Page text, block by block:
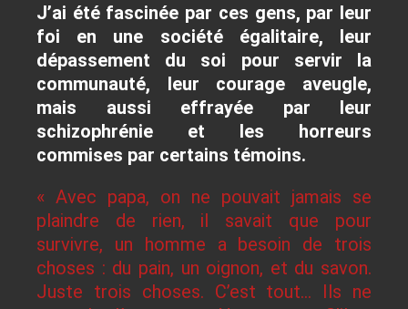
J’ai été fascinée par ces gens, par leur
foi en une société égalitaire, leur
dépassement du soi pour servir la
communauté, leur courage aveugle,
mais aussi effrayée par leur
schizophrénie et les horreurs
commises par certains témoins.
« Avec papa, on ne pouvait jamais se
plaindre de rien, il savait que pour
survivre, un homme a besoin de trois
choses : du pain, un oignon, et du savon.
Juste trois choses. C’est tout… Ils ne